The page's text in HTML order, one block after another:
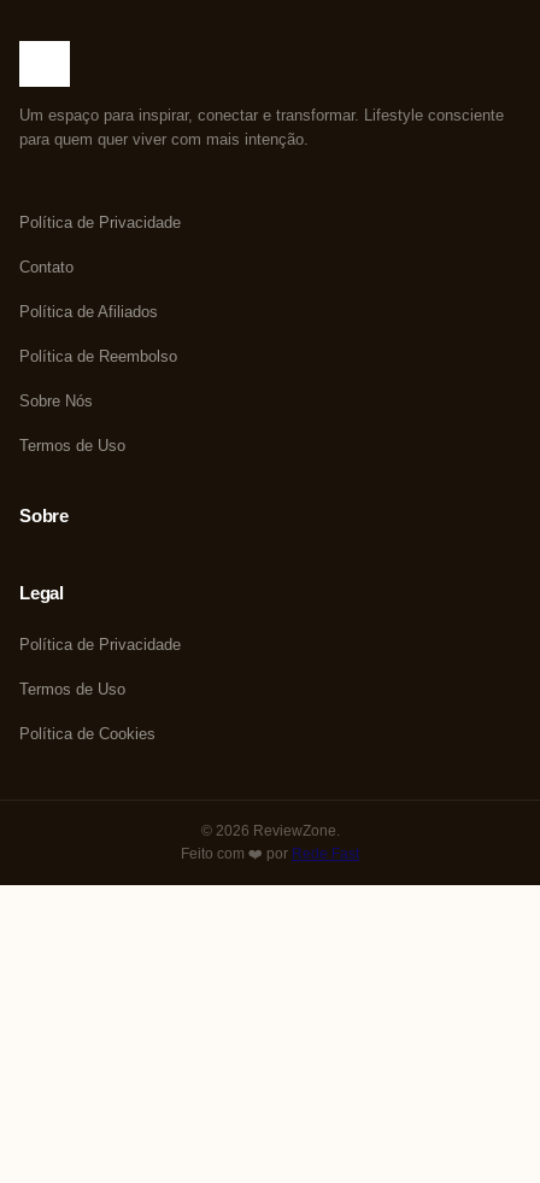
Um espaço para inspirar, conectar e transformar. Lifestyle consciente
para quem quer viver com mais intenção.
Política de Privacidade
Contato
Política de Afiliados
Política de Reembolso
Sobre Nós
Termos de Uso
Sobre
Legal
Política de Privacidade
Termos de Uso
Política de Cookies
© 2026 ReviewZone.
Feito com ❤️ por Rede Fast